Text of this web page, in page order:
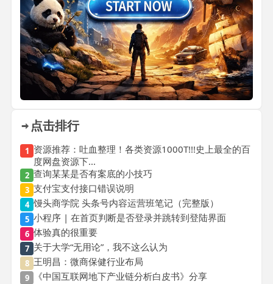
点击排行
1 资源推荐：吐血整理！各类资源1000T!!!史上最全的百
度网盘资源下...
2 查询某某是否有案底的小技巧
3 支付宝支付接口错误说明
4 馒头商学院 头条号内容运营班笔记（完整版）
5 小程序 | 在首页判断是否登录并跳转到登陆界面
6 体验真的很重要
7 关于大学“无用论”，我不这么认为
8 王明昌：微商保健行业布局
9 《中国互联网地下产业链分析白皮书》分享